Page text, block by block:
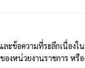
ข้อความที่ระลึกเนื่องใ
งหน่วยงานราชการ หรื